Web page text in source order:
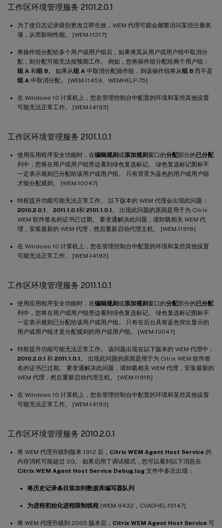
工作区环境管理服务 2101.2.0.1
为了使日志记录级别更改立即生效，WEM 代理可能会频繁访问某些注册表
项，从而影响性能。 [WEM-11217]
将操作组分配给多个用户或用户组后，如果将其从用户或用户组中取消分
配，则分配可能无法按预期工作。 例如，您将操作组分配给两个用户组：
组 A 和组 B。 如果从组 A 中取消分配操作组，则该操作组将从组 B 而不是
组 A 中取消分配。 [WEM-11459、WEMHELP-75]
在 Windows 10 计算机上，您在管理控制台中配置的环境和某些其他设置
可能无法正常工作。 [WEM-14193]
工作区环境管理服务 2101.1.0.1
使用应用程序安全功能时，在编辑规则或添加规则 窗口的分配部分的已分配
列中，您将在用户或用户组旁边看到绿色复选标记。 绿色复选标记图标不
一定表示规则已分配给该用户或用户组。 只有背景为蓝色的用户或用户组
才能分配规则。 [WEM-10047]
特权提升功能可能无法正常工作。 以下版本的 WEM 代理会出现此问题：
2010.2.0.1
2011.1.0.1和 2101.1.0.1 。 出现此问题的原因是用于为 Citrix
WEM 软件签名的证书已过期。 要变通解决此问题，请卸载相关 WEM 代
理，安装最新的 WEM 代理，然后重新启动代理主机。 [WEM-11918]
在 Windows 10 计算机上，您在管理控制台中配置的环境和某些其他设置
可能无法正常工作。 [WEM-14193]
工作区环境管理服务 2011.1.0.1
使用应用程序安全功能时，在编辑规则或添加规则 窗口的分配部分的已分配
列中，您将在用户或用户组旁边看到绿色复选标记。 绿色复选标记图标不
一定表示规则已分配给该用户或用户组。 只有在后台具有蓝色突出显示的
用户或用户组才是分配规则的用户或用户组。 [WEM-10047]
特权提升功能可能无法正常工作。 该问题出现在以下版本的 WEM 代理中：
2010.2.0.1 和 2011.1.0.1 。 出现此问题的原因是用于为 Citrix WEM 软件签
名的证书已过期。 要变通解决此问题，请卸载相关 WEM 代理，安装最新的
WEM 代理，然后重新启动代理主机。 [WEM-11918]
在 Windows 10 计算机上，您在管理控制台中配置的环境和某些其他设置
可能无法正常工作。 [WEM-14193]
工作区环境管理服务 2010.2.0.1
将 WEM 代理升级到版本 1912 后， Citrix WEM Agent Host Service 的
内存消耗可能超过 2G。 如果启用了调试模式，您可以看到以下消息在
Citrix WEM Agent Host Service Debug.log 文件中多次出现：
将历史记录条目添加到数据库编写器队列
为进程初始化进程限制线程 [WEM-9432，CVADHEL-15147]
将 WEM 代理升级到 2005 版本后， Citrix WEM Agent Host Service 可